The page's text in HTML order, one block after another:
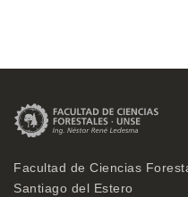
Facultad de Ciencias
Santiago del Estero